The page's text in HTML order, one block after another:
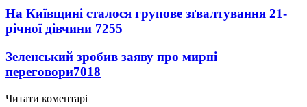
На Київщині сталося групове зґвалтування 21-
річної дівчини 7255
Зеленський зробив заяву про мирні
переговори7018
Читати коментарі